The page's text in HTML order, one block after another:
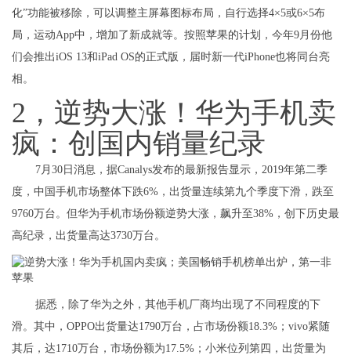
化”功能被移除，可以调整主屏幕图标布局，自行选择4×5或6×5布
局，运动App中，增加了新成就等。按照苹果的计划，今年9月份他
们会推出iOS 13和iPad OS的正式版，届时新一代iPhone也将同台亮
相。
2，逆势大涨！华为手机卖
疯：创国内销量纪录
7月30日消息，据Canalys发布的最新报告显示，2019年第二季
度，中国手机市场整体下跌6%，出货量连续第九个季度下滑，跌至
9760万台。但华为手机市场份额逆势大涨，飙升至38%，创下历史最
高纪录，出货量高达3730万台。
据悉，除了华为之外，其他手机厂商均出现了不同程度的下
滑。其中，OPPO出货量达1790万台，占市场份额18.3%；vivo紧随
其后，达1710万台，市场份额为17.5%；小米位列第四，出货量为